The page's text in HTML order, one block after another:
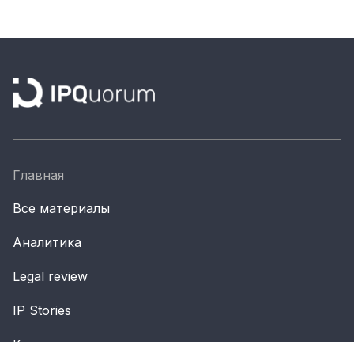
АКИ
Artists / Художники.РФ
Цифровой Сарафан
Главная
Все материалы
Аналитика
Legal review
IP Stories